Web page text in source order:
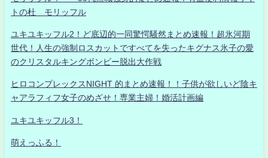
トの杜 モリッフル
ユキユキッフル2！ど底辺的一同驚愕騒然まとめ速報！超氷河期
世代！人生の強制ロスカットですべてを失ったキグナス氷子の愛
のクリスタルキングボンビー脱出大作戦
ヒロコンプレックスNIGHT 的まとめ速報！！子供が欲しいど陰キ
ャアラフィフ女子のめざせ！専業主婦！婚活計画編
ユキユキッフル3！
萌えっふる！